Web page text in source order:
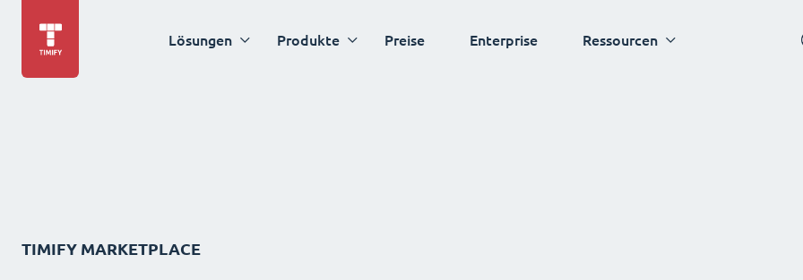
Lösungen Produkte Preise Enterprise Ressourcen
TIMIFY MARKETPLACE